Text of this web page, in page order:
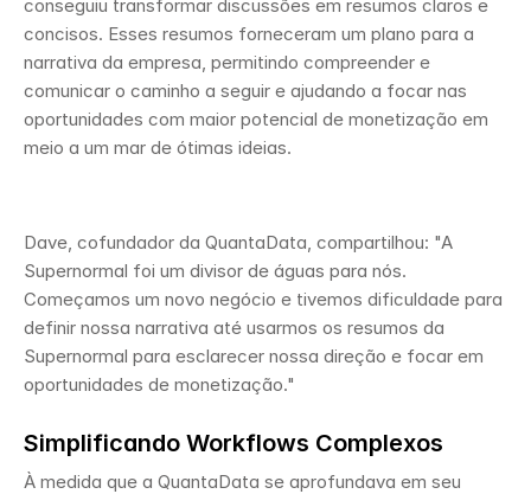
conseguiu transformar discussões em resumos claros e
concisos. Esses resumos forneceram um plano para a
narrativa da empresa, permitindo compreender e
comunicar o caminho a seguir e ajudando a focar nas
oportunidades com maior potencial de monetização em
meio a um mar de ótimas ideias.
Dave, cofundador da QuantaData, compartilhou: "A
Supernormal foi um divisor de águas para nós.
Começamos um novo negócio e tivemos dificuldade para
definir nossa narrativa até usarmos os resumos da
Supernormal para esclarecer nossa direção e focar em
oportunidades de monetização."
Simplificando Workflows Complexos
À medida que a QuantaData se aprofundava em seu